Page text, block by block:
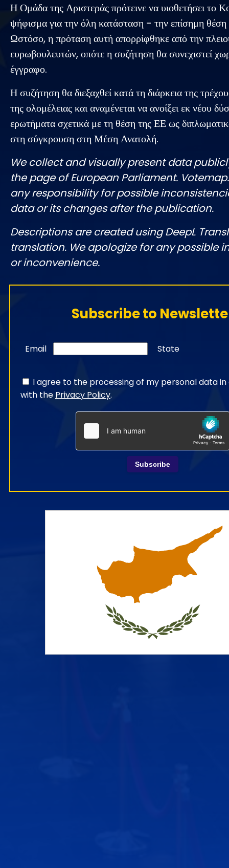
Η Ομάδα της Αριστεράς πρότεινε να υιοθετήσει το
ψήφισμα για την όλη κατάσταση - την επίσημη
Ωστόσο, η πρόταση αυτή απορρίφθηκε από την
ευρωβουλευτών, οπότε η συζήτηση θα συνεχιστεί
έγγραφο.
Η συζήτηση θα διεξαχθεί κατά τη διάρκεια της
της ολομέλειας και αναμένεται να ανοίξει εκ νέου
ερωτήματα σχετικά με τη θέση της ΕΕ ως
στη σύγκρουση στη Μέση Ανατολή.
We collect and visually present data
the page of European Parliament.
any responsibility for possible
data or its changes after the publication.
Descriptions are created using DeepL
translation. We apologize for any possible
or inconvenience.
Subscribe to
Email State
I agree to the processing of my personal data
with the Privacy Policy.
Subscribe